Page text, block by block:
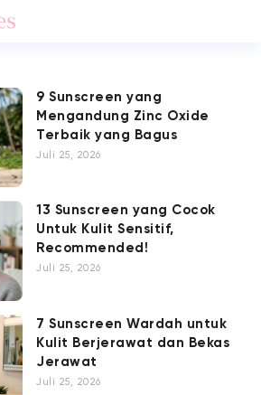
9 Sunscreen yang
Mengandung Zinc Oxide
Terbaik yang Bagus
Juli 25, 2026
13 Sunscreen yang Cocok
Untuk Kulit Sensitif,
Recommended!
Juli 25, 2026
7 Sunscreen Wardah untuk
Kulit Berjerawat dan Bekas
Jerawat
Juli 25, 2026